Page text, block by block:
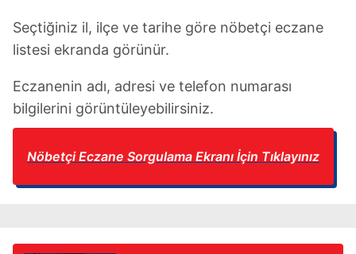
Seçtiğiniz il, ilçe ve tarihe göre nöbetçi eczane
listesi ekranda görünür.
Eczanenin adı, adresi ve telefon numarası
bilgilerini görüntüleyebilirsiniz.
Nöbetçi Eczane Sorgulama Ekranı İçin Tıklayınız